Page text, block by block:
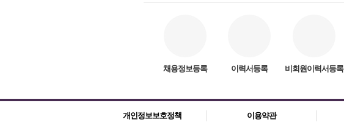
채용정보등록 이력서등록 비회원이력서등록
개인정보보호정책 이용약관